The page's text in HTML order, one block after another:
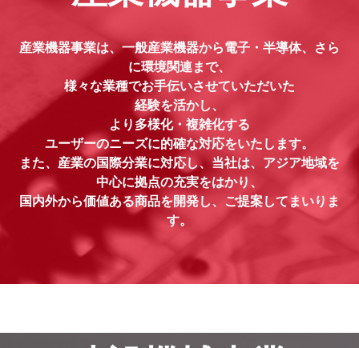
産業機器事業は、一般産業機器から電子・半導体、さら
に環境関連まで、
様々な業種でお手伝いさせていただいた
経験を活かし、
より多様化・複雑化する
ユーザーのニーズに的確な対応をいたします。
また、産業の国際分業に対応し、当社は、アジア地域を
中心に拠点の充実をはかり、
国内外から価値ある商品を開発し、ご提案してまいりま
す。